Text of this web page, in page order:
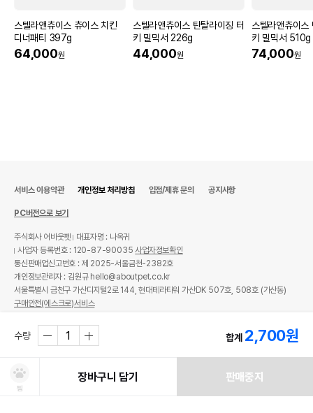
스텔라앤츄이스 츄이스 치킨
디너패티 397g
64,000원
스텔라앤츄이스 탄탈라이징 터
키 밀믹서 226g
44,000원
스텔라앤츄이스
키 밀믹서 510g
74,000원
수량 합계 2,700원
찜
장바구니 담기 판매중지
서비스 이용약관 개인정보 처리방침 입점/제휴 문의 공지사항
PC버전으로 보기
주식회사 어바웃펫
대표자명 : 나옥귀
사업자 등록번호 : 120-87-90035사업자정보확인
통신판매업신고번호 : 제 2025-서울금천-2382호
개인정보관리자 : 김원규 hello@aboutpet.co.kr
서울특별시 금천구 가산디지털2로 144, 현대테라타워 가산DK 507호, 508호 (가산동)
구매안전(에스크로)서비스